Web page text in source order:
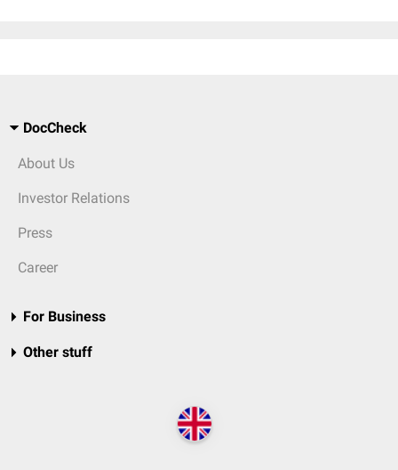
DocCheck
About Us
Investor Relations
Press
Career
For Business
Other stuff